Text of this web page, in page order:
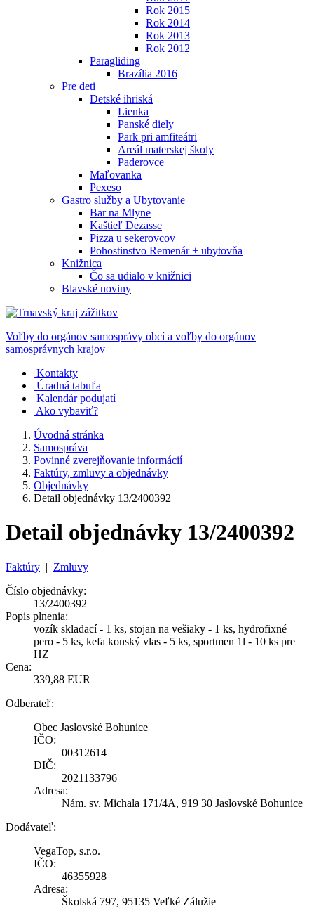
Rok 2015
Rok 2014
Rok 2013
Rok 2012
Paragliding
Brazília 2016
Pre deti
Detské ihriská
Lienka
Panské diely
Park pri amfiteátri
Areál materskej školy
Paderovce
Maľovanka
Pexeso
Gastro služby a Ubytovanie
Bar na Mlyne
Kaštieľ Dezasse
Pizza u sekerovcov
Pohostinstvo Remenár + ubytovňa
Knižnica
Čo sa udialo v knižnici
Blavské noviny
Voľby do orgánov samosprávy obcí a voľby do orgánov
samosprávnych krajov
Kontakty
Úradná tabuľa
Kalendár podujatí
Ako vybaviť?
Úvodná stránka
Samospráva
Povinné zverejňovanie informácií
Faktúry, zmluvy a objednávky
Objednávky
Detail objednávky 13/2400392
Detail objednávky 13/2400392
Faktúry | Zmluvy
Číslo objednávky:
13/2400392
Popis plnenia:
vozík skladací - 1 ks, stojan na vešiaky - 1 ks, hydrofixné
pero - 5 ks, kefa konský vlas - 5 ks, sportmen 1l - 10 ks pre
HZ
Cena:
339,88 EUR
Odberateľ:
Obec Jaslovské Bohunice
IČO:
00312614
DIČ:
2021133796
Adresa:
Nám. sv. Michala 171/4A, 919 30 Jaslovské Bohunice
Dodávateľ:
VegaTop, s.r.o.
IČO:
46355928
Adresa:
Školská 797, 95135 Veľké Zálužie